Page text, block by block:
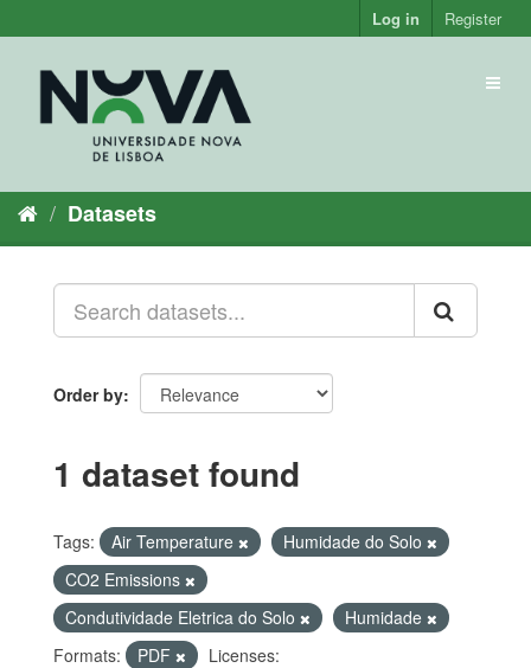
to
Log in Register
Datasets
Order by
1 dataset found
Tags: Air Temperature
Humidade do Solo
CO2 Emissions
Condutividade Eletrica do Solo
Humidade
Formats:
PDF
Licenses: